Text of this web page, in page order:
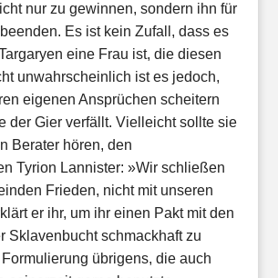
nur zu gewinnen, sondern ihn für
Es ist kein Zufall, dass es
eine Frau ist, die diesen
unwahrscheinlich ist es jedoch,
eigenen Ansprüchen scheitern
der Gier verfällt. Vielleicht sollte sie
Berater hören, den
Tyrion Lannister: »Wir schließen
Frieden, nicht mit unseren
er ihr, um ihr einen Pakt mit den
Sklavenbucht schmackhaft zu
übrigens, die auch